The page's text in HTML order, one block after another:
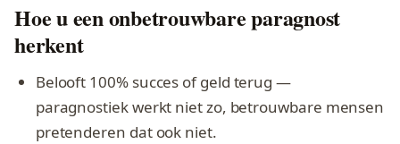
Hoe u een onbetrouwbare paragnost
herkent
Belooft 100% succes of geld terug —
paragnostiek werkt niet zo, betrouwbare mensen
pretenderen dat ook niet.